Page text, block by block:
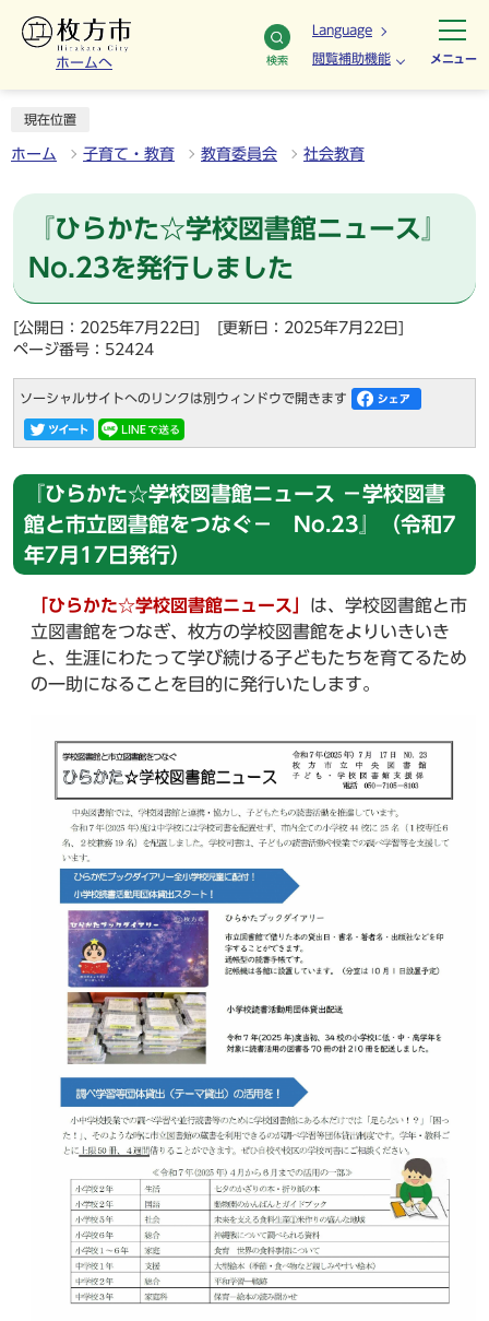
ホームへ 検索
Language
閲覧補助機能 メニュー
現在位置
ホーム 子育て・教育 教育委員会 社会教育
『ひらかた☆学校図書館ニュース』
No.23を発行しました
[公開日：2025年7月22日]
[更新日：2025年7月22日]
ページ番号：52424
ソーシャルサイトへのリンクは別ウィンドウで開きます
『ひらかた☆学校図書館ニュース －学校図書
館と市立図書館をつなぐ－ No.23』（令和7
年7月17日発行）
「ひらかた☆学校図書館ニュース」 は、学校図書館と市
立図書館をつなぎ、枚方の学校図書館をよりいきいき
と、生涯にわたって学び続ける子どもたちを育てるため
の一助になることを目的に発行いたします。